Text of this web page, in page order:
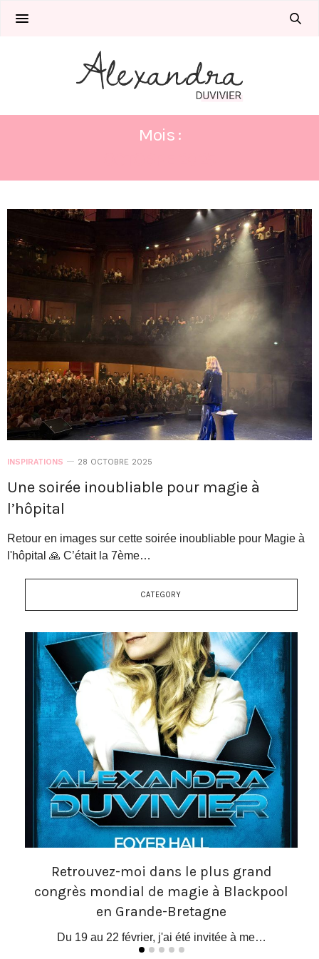
Mois :
INSPIRATIONS 28 OCTOBRE 2025
Une soirée inoubliable pour magie à
l’hôpital
Retour en images sur cette soirée inoubliable pour Magie à
l'hôpital 🙏 C’était la 7ème…
CATEGORY
Retrouvez-moi dans le plus grand
congrès mondial de magie à Blackpool
en Grande-Bretagne
Du 19 au 22 février, j'ai été invitée à me…